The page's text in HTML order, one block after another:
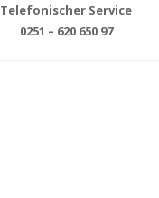
Telefonischer Service
0251 – 620 650 97